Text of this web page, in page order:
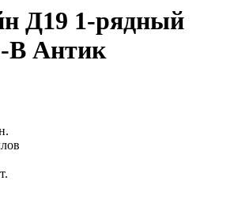
Д19 1-рядный
В Антик